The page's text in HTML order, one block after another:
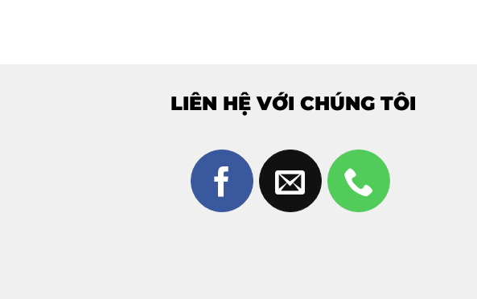
LIÊN HỆ VỚI CHÚNG TÔI